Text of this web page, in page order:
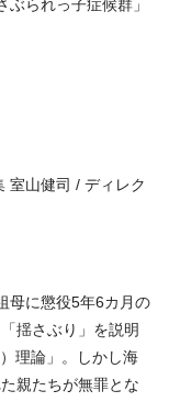
ぶられっ子症候群」
室山健司 / ディレク
母に懲役5年6カ月の
揺さぶり」を説明
理論」。しかし海
親たちが無罪とな